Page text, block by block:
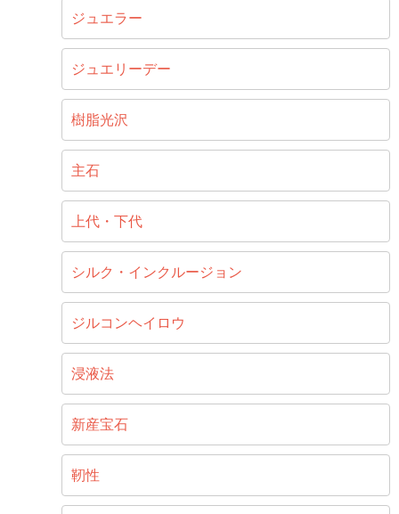
ジュエラー
ジュエリーデー
樹脂光沢
主石
上代・下代
シルク・インクルージョン
ジルコンヘイロウ
浸液法
新産宝石
靭性